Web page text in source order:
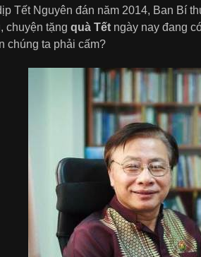
Tết Nguyên đán năm 2014, Ban Bí
chuyện tặng quà Tết ngày nay đang
chúng ta phải cấm?